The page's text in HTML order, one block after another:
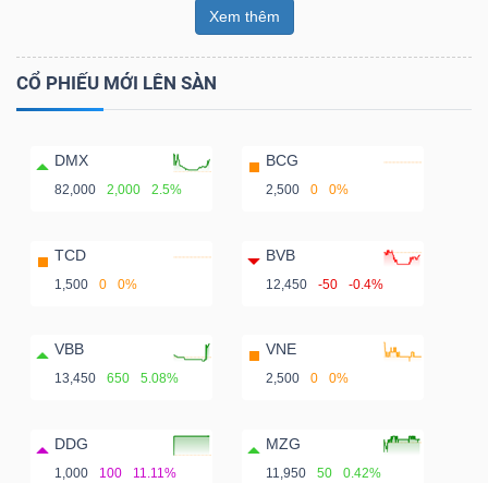
Xem thêm
CỔ PHIẾU MỚI LÊN SÀN
DMX
82,000 2,000 2.5%
BCG
2,500 0 0%
TCD
1,500 0 0%
BVB
12,450 -50 -0.4%
VBB
13,450 650 5.08%
VNE
2,500 0 0%
DDG
1,000 100 11.11%
MZG
11,950 50 0.42%